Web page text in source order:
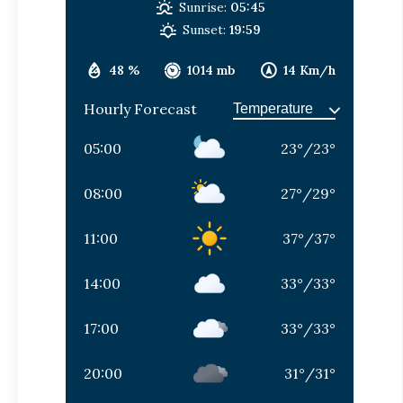
48 % 1014 mb 14 Km/h
Sunrise: 05:45
Sunset: 19:59
Hourly Forecast
05:00 23° /23°
08:00 27° /29°
11:00 37° /37°
14:00 33° /33°
17:00 33° /33°
20:00 31° /31°